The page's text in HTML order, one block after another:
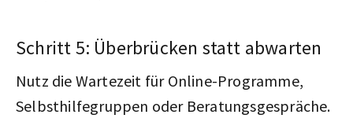
Schritt 5: Überbrücken statt abwarten
Nutz die Wartezeit für Online-Programme,
Selbsthilfegruppen oder Beratungsgespräche.